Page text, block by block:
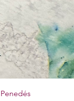
Penedés